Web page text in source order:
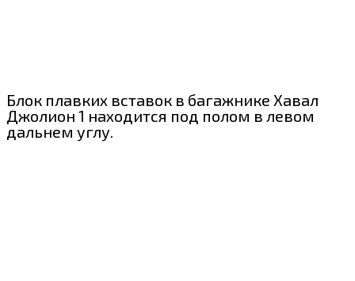
Блок плавких вставок в багажнике Хавал
Джолион 1 находится под полом в левом
дальнем углу.